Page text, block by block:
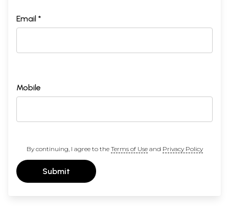
Email *
Mobile
By continuing, I agree to the Terms of Useand Privacy Policy
Submit